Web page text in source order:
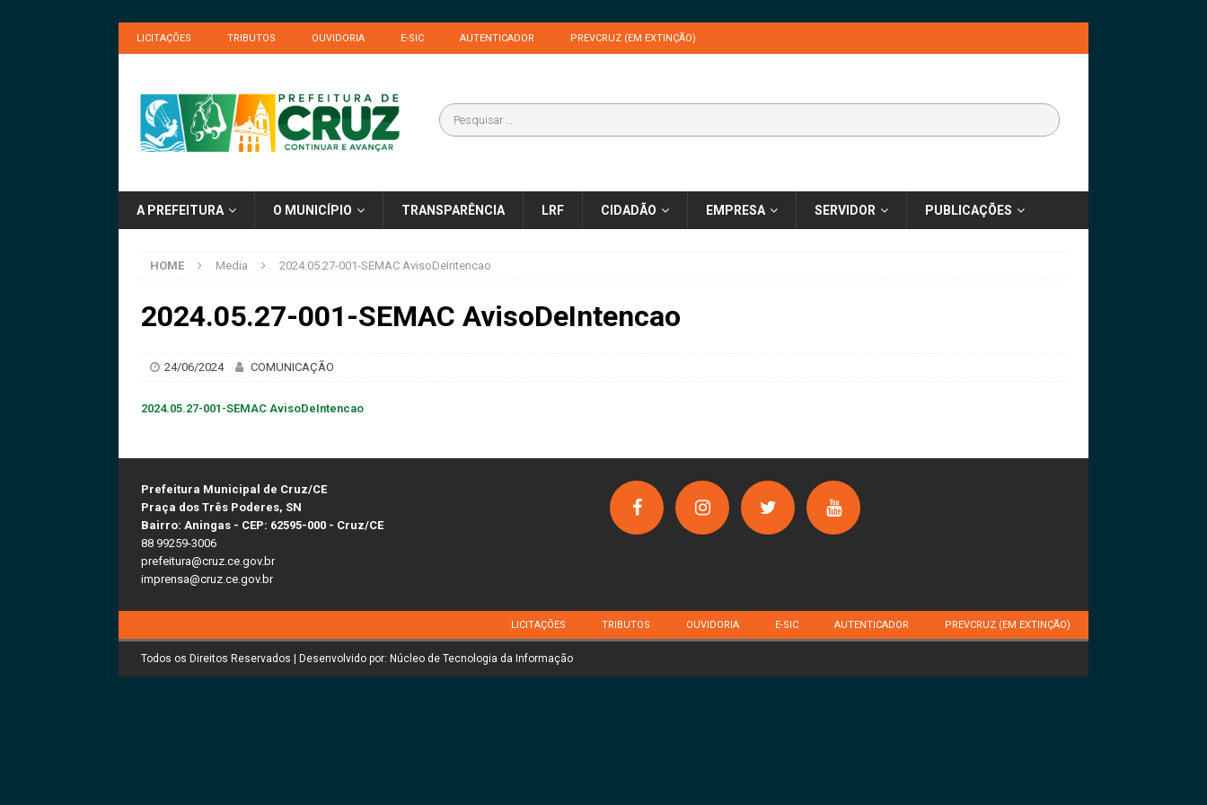
LICITAÇÕES TRIBUTOS OUVIDORIA E-SIC AUTENTICADOR PREVCRUZ (EM EXTINÇÃO)
A PREFEITURA O MUNICÍPIO TRANSPARÊNCIA LRF CIDADÃO EMPRESA SERVIDOR PUBLICAÇÕES
HOME Media 2024.05.27-001-SEMAC AvisoDeIntencao
2024.05.27-001-SEMAC AvisoDeIntencao
24/06/2024 COMUNICAÇÃO
2024.05.27-001-SEMAC AvisoDeIntencao
Prefeitura Municipal de Cruz/CE
Praça dos Três Poderes, SN
Bairro: Aningas - CEP: 62595-000 - Cruz/CE
88 99259-3006
prefeitura@cruz.ce.gov.br
imprensa@cruz.ce.gov.br
LICITAÇÕES TRIBUTOS OUVIDORIA E-SIC AUTENTICADOR PREVCRUZ (EM EXTINÇÃO)
Todos os Direitos Reservados | Desenvolvido por: Núcleo de Tecnologia da Informação